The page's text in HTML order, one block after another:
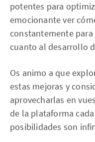
potentes para
emocionante ver
constantemente
cuanto al desarrollo
Os animo a que
estas mejoras y
aprovecharlas en
de la plataforma
posibilidades son